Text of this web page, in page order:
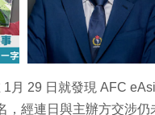
月 29 日就發現 AFC
，經連日與主辦方交涉